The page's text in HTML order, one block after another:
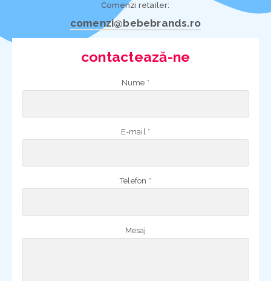
Comenzi retailer:
comenzi@bebebrands.ro
contactează-ne
Nume *
E-mail *
Telefon *
Mesaj